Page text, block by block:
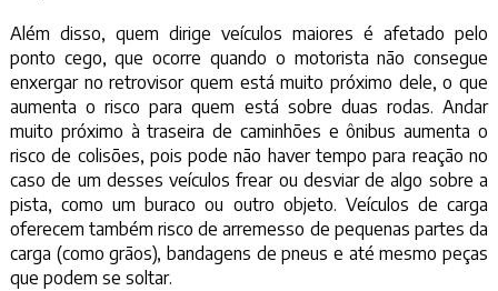
Além disso, quem dirige veículos maiores é afetado pelo
ponto cego, que ocorre quando o motorista não consegue
enxergar no retrovisor quem está muito próximo dele, o que
aumenta o risco para quem está sobre duas rodas. Andar
muito próximo à traseira de caminhões e ônibus aumenta o
risco de colisões, pois pode não haver tempo para reação no
caso de um desses veículos frear ou desviar de algo sobre a
pista, como um buraco ou outro objeto. Veículos de carga
oferecem também risco de arremesso de pequenas partes da
carga (como grãos), bandagens de pneus e até mesmo peças
que podem se soltar.